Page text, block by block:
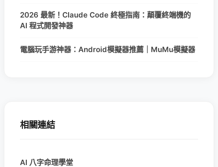
2026 最新！Claude Code 終極指南：顛覆終端機的
AI 程式開發神器
電腦玩手游神器：Android模擬器推薦｜MuMu模擬器
相關連結
AI 八字命理學堂